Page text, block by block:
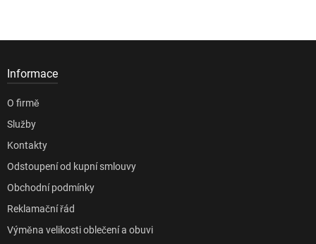
Informace
O firmě
Služby
Kontakty
Odstoupení od kupní smlouvy
Obchodní podmínky
Reklamační řád
Výměna velikosti oblečení a obuvi